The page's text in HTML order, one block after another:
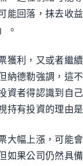
能回落，抹去收
。
獲利，又或者繼
納德勒強調，這
資者得認識到自
持有投資的理由
大幅上漲，可能
如果公司仍然具